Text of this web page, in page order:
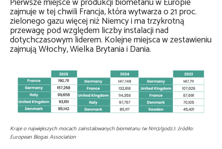
zajmuje w tej chwili Francja, która wytwarza o 21 proc.
zielonego gazu więcej niż Niemcy i ma trzykrotną
przewagę pod względem liczby instalacji nad
dotychczasowym liderem. Kolejne miejsca w zestawieniu
zajmują Włochy, Wielka Brytania i Dania.
Kraje o największych mocach zainstalowanych biometanu (w Nm3/godz.): źródło:
European Biogas Association